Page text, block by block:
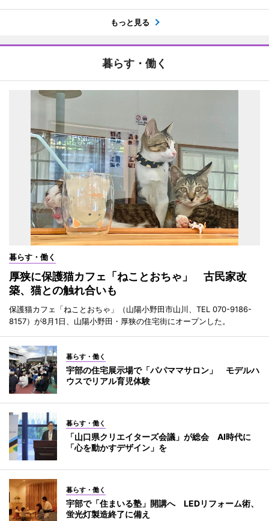
もっと見る
暮らす・働く
暮らす・働く
厚狭に保護猫カフェ「ねことおちゃ」 古民家改
築、猫との触れ合いも
保護猫カフェ「ねことおちゃ」（山陽小野田市山川、TEL 070-9186-
8157）が8月1日、山陽小野田・厚狭の住宅街にオープンした。
暮らす・働く
宇部の住宅展示場で「パパママサロン」 モデルハ
ウスでリアル育児体験
暮らす・働く
「山口県クリエイターズ会議」が総会 AI時代に
「心を動かすデザイン」を
暮らす・働く
宇部で「住まいる塾」開講へ LEDリフォーム術、
蛍光灯製造終了に備え